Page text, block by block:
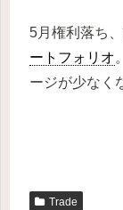
5月権利落ち
ートフォリオ
ージが少なく
Trade